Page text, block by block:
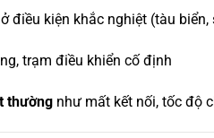
điều kiện khắc nghiệt (tàu biển,
trạm điều khiển cố định
thườngnhư mất kết nối, tốc độ